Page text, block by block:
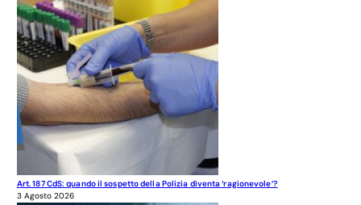
Art. 187 CdS: quando il sospetto della Polizia diventa ‘ragionevole’?
3 Agosto 2026